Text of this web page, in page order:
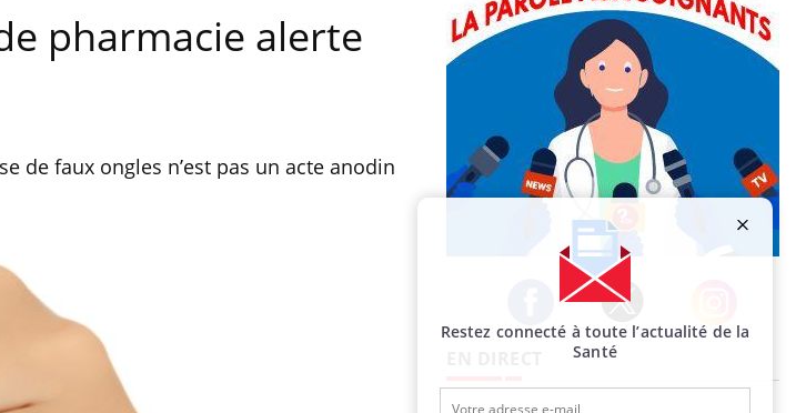
pharmacie alerte
de faux ongles n’est pas un acte anodin
Facebook Twitter Instagram
Restez connecté à toute l’actualité de la
Santé